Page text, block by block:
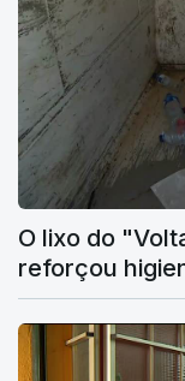
O lixo do
reforçou